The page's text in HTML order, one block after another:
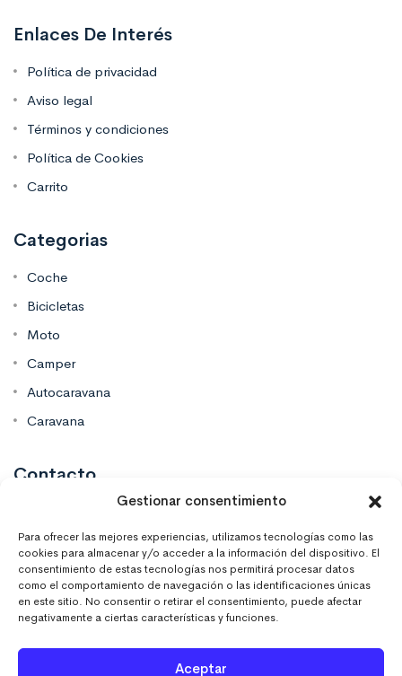
Gestionar consentimiento
Para ofrecer las mejores experiencias, utilizamos tecnologías como las
cookies para almacenar y/o acceder a la información del dispositivo. El
consentimiento de estas tecnologías nos permitirá procesar datos
como el comportamiento de navegación o las identificaciones únicas
en este sitio. No consentir o retirar el consentimiento, puede afectar
negativamente a ciertas características y funciones.
Aceptar
Enlaces De Interés
Política de privacidad
Aviso legal
Términos y condiciones
Política de Cookies
Carrito
Categorias
Coche
Bicicletas
Moto
Camper
Autocaravana
Caravana
Contacto
637 671 470